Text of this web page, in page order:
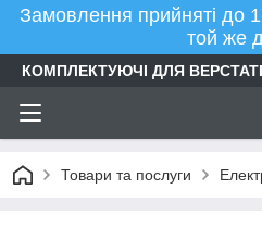
Замовлення прийняті до
той же
КОМПЛЕКТУЮЧІ ДЛЯ
Товари та послуги